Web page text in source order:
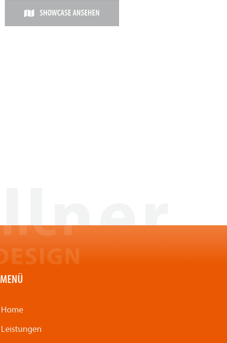
SHOWCASE ANSEHEN
MENÜ
Home
Leistungen